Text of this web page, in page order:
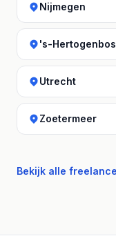
Nijmegen
's-
Utrecht
Zoetermeer
Bekijk alle